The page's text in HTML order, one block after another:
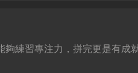
練習專注力，拼完更是有成